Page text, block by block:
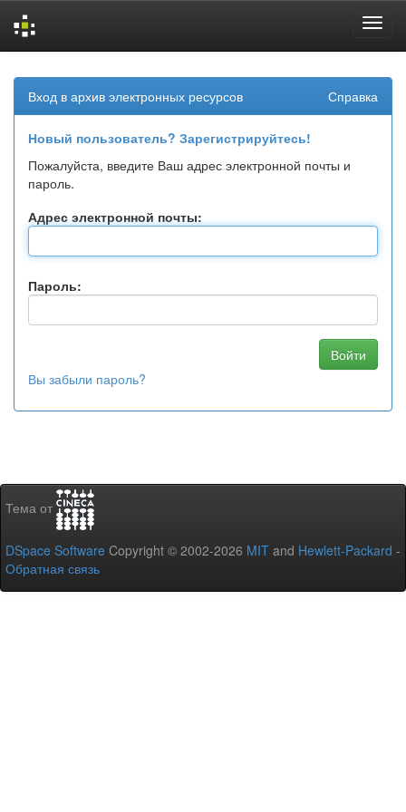
navigation
Вход в архив электронных ресурсов Справка
Новый пользователь? Зарегистрируйтесь!
Пожалуйста, введите Ваш адрес электронной почты и
пароль.
Адрес электронной почты:
Пароль:
Вы забыли пароль?
Тема от
DSpace Software Copyright © 2002-2026 MIT and Hewlett-Packard -
Обратная связь